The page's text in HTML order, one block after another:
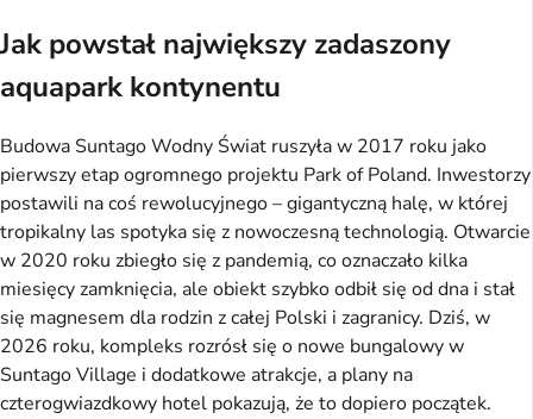
Jak powstał największy zadaszony
aquapark kontynentu
Budowa Suntago Wodny Świat ruszyła w 2017 roku jako
pierwszy etap ogromnego projektu Park of Poland. Inwestorzy
postawili na coś rewolucyjnego – gigantyczną halę, w której
tropikalny las spotyka się z nowoczesną technologią. Otwarcie
w 2020 roku zbiegło się z pandemią, co oznaczało kilka
miesięcy zamknięcia, ale obiekt szybko odbił się od dna i stał
się magnesem dla rodzin z całej Polski i zagranicy. Dziś, w
2026 roku, kompleks rozrósł się o nowe bungalowy w
Suntago Village i dodatkowe atrakcje, a plany na
czterogwiazdkowy hotel pokazują, że to dopiero początek.